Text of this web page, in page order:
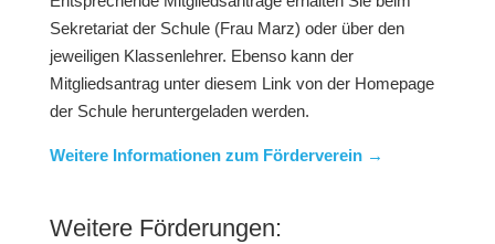
Sekretariat der Schule (Frau Marz) oder über den
jeweiligen Klassenlehrer. Ebenso kann der
Mitgliedsantrag unter diesem Link von der Homepage
der Schule heruntergeladen werden.
Weitere Informationen zum Förderverein →
Weitere Förderungen: